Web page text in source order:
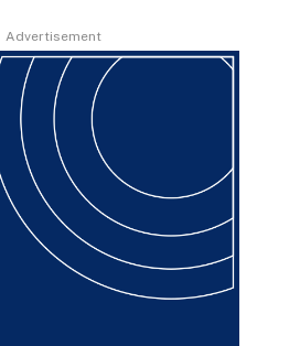
Advertisement